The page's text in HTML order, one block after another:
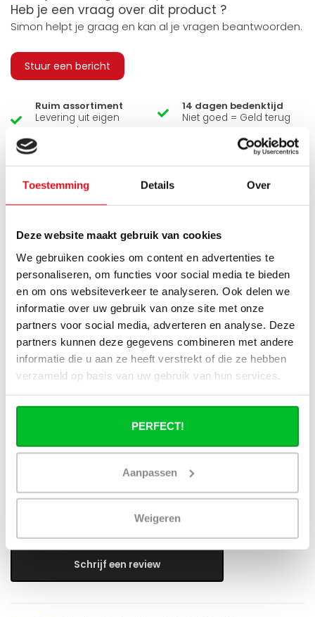
Toestemming Details Over
Deze website maakt gebruik van cookies
We gebruiken cookies om content en advertenties te
personaliseren, om functies voor social media te bieden
en om ons websiteverkeer te analyseren. Ook delen we
informatie over uw gebruik van onze site met onze
partners voor social media, adverteren en analyse. Deze
partners kunnen deze gegevens combineren met andere
informatie die u aan ze heeft verstrekt of die ze hebben
verzameld op basis van uw gebruik van hun services.
PERFECT!
Aanpassen
Weigeren
Heb je een vraag over dit product ?
Simon helpt je graag en kan al je vragen beantwoorden.
Stuur een bericht
Ruim assortiment
Levering uit eigen
voorraad
14 dagen bedenktijd
Niet goed = Geld terug
winkel?
Wij zijn 6 dagen per
week open.
Snelle levering in
Nederland en België
Geen onverwachte
Reviews
Schrijf een review